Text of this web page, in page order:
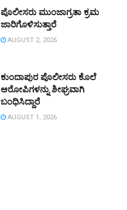
ಪೊಲೀಸರು ಮುಂಜಾಗ್ರತಾ ಕ್ರಮ
ಜಾರಿಗೊಳಿಸುತ್ತಾರೆ
AUGUST 2, 2026
ಕುಂದಾಪುರ ಪೊಲೀಸರು ಕೊಲೆ
ಆರೋಪಿಗಳನ್ನು ಶೀಘ್ರವಾಗಿ
ಬಂಧಿಸಿದ್ದಾರೆ
AUGUST 1, 2026